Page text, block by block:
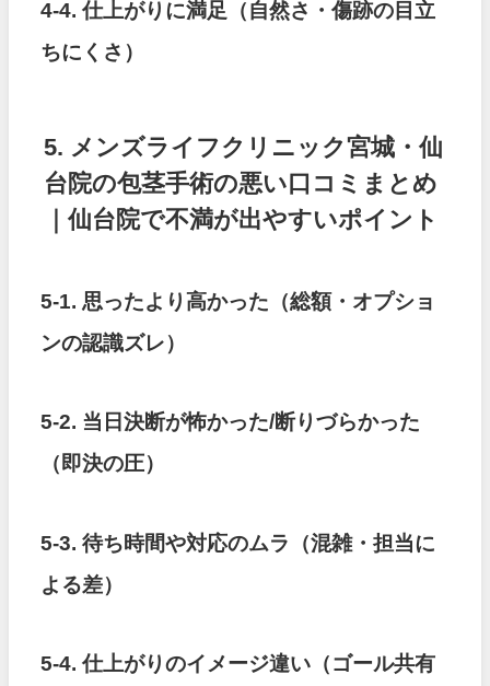
4-4. 仕上がりに満足（自然さ・傷跡の目立
ちにくさ）
5. メンズライフクリニック宮城・仙
台院の包茎手術の悪い口コミまとめ
｜仙台院で不満が出やすいポイント
5-1. 思ったより高かった（総額・オプショ
ンの認識ズレ）
5-2. 当日決断が怖かった/断りづらかった
（即決の圧）
5-3. 待ち時間や対応のムラ（混雑・担当に
よる差）
5-4. 仕上がりのイメージ違い（ゴール共有